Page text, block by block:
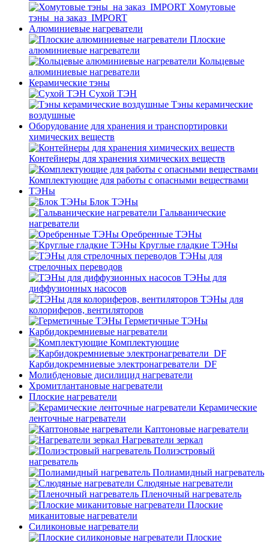
Хомутовые
тэны_на заказ_IMPORT
Алюминиевые нагреватели
Плоские
алюминиевые нагреватели
Кольцевые
алюминиевые нагреватели
Керамические тэны
Сухой ТЭН
Тэны керамические
воздушные
Оборудование для хранения и транспортировки
химических веществ
Контейнеры для хранения химических веществ
Комплектующие для работы с опасными веществами
ТЭНы
Блок ТЭНы
Гальванические
нагреватели
Оребренные ТЭНы
Круглые гладкие ТЭНы
ТЭНы для
стрелочных переводов
ТЭНы для
диффузионных насосов
ТЭНы для
колориферов, вентиляторов
Герметичные ТЭНы
Карбидокремниевые нагреватели
Комплектующие
Карбидокремниевые электронагреватели_DF
Молибденовые дисилицид нагреватели
Хромитлантановые нагреватели
Плоские нагреватели
Керамические
ленточные нагреватели
Каптоновые нагреватели
Нагреватели зеркал
Полиэстровый
нагреватель
Полиамидный нагреватель
Слюдяные нагреватели
Пленочный нагреватель
Плоские
миканитовые нагреватели
Силиконовые нагреватели
Плоские